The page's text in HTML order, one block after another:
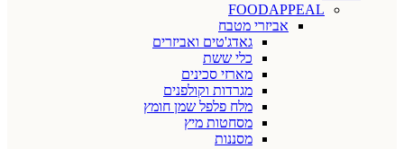
FOODAPPEAL
אביזרי מטבח
גאדג'טים ואביזרים
כלי ששת
מארזי סכינים
מגרדות וקולפנים
מלח פלפל שמן חומץ
מסחטות מיץ
מסננות